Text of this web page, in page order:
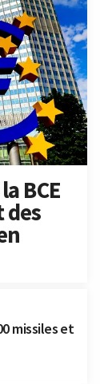
BCE
des
missiles et